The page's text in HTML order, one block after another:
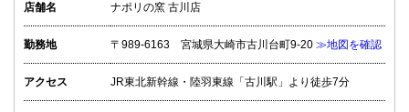
店舗名 ナポリの窯 古川店
勤務地 〒989-6163 宮城県大崎市古川台町9-20 ≫地図を確認
アクセス JR東北新幹線・陸羽東線「古川駅」より徒歩7分